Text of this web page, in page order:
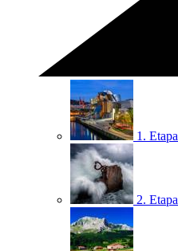
1. Etapa
2. Etapa